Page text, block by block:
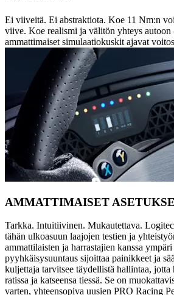
Ei viiveitä. Ei abstraktiota. Koe 11 Nm:n
viive. Koe realismi ja välitön yhteys autoon
ammattimaiset simulaatiokuskit ajavat
AMMATTIMAISET
Tarkka. Intuitiivinen. Mukautettava.
tähän ulkoasuun laajojen testien ja
ammattilaisten ja harrastajien kanssa
pyyhkäisysuuntaus sijoittaa painikkeet ja
kuljettaja tarvitsee täydellistä hallintaa, jotta
ratissa ja katseensa tiessä. Se on
varten, yhteensopiva uusien PRO Racing